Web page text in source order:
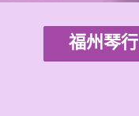
福州琴行